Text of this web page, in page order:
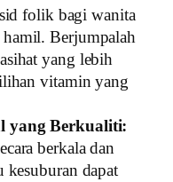
folik bagi wanita
Berjumpalah
yang lebih
vitamin yang
yang Berkualiti:
berkala dan
kesuburan dapat